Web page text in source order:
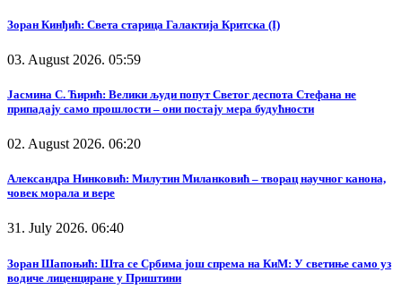
Зоран Кинђић: Света старица Галактија Критска (I)
03. August 2026. 05:59
Јасмина С. Ћирић: Велики људи попут Светог деспота Стефана не
припадају само прошлости – они постају мера будућности
02. August 2026. 06:20
Александра Нинковић: Милутин Миланковић – творац научног канона,
човек морала и вере
31. July 2026. 06:40
Зоран Шапоњић: Шта се Србима још спрема на КиМ: У светиње само уз
водиче лиценциране у Приштини